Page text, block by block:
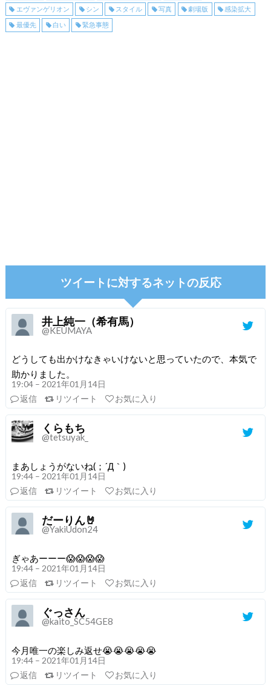
エヴァンゲリオン シン スタイル 写真 劇場版 感染拡大
最優先 白い 緊急事態
ツイートに対するネットの反応
井上純一（希有馬）
@KEUMAYA
どうしても出かけなきゃいけないと思っていたので、本気で
助かりました。
19:04 – 2021年01月14日
返信
リツイート お気に入り
くらもち
@tetsuyak_
まあしょうがないね(；´Д｀)
19:44 – 2021年01月14日
返信
リツイート お気に入り
だーりん🤘
@YakiUdon24
ぎゃあーーー😱😱😱😱
19:44 – 2021年01月14日
返信
リツイート お気に入り
ぐっさん
@kaito_SC54GE8
今月唯一の楽しみ返せ😭😭😭😭😭
19:44 – 2021年01月14日
返信
リツイート お気に入り